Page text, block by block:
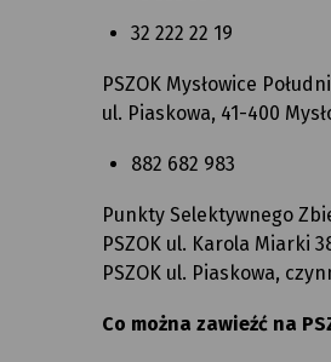
32 222 22 19
PSZOK Mysłowice
ul. Piaskowa, 41-400
882 682 983
Punkty Selektywnego
PSZOK ul. Karola Miarki
PSZOK ul. Piaskowa,
Co można zawieźć na